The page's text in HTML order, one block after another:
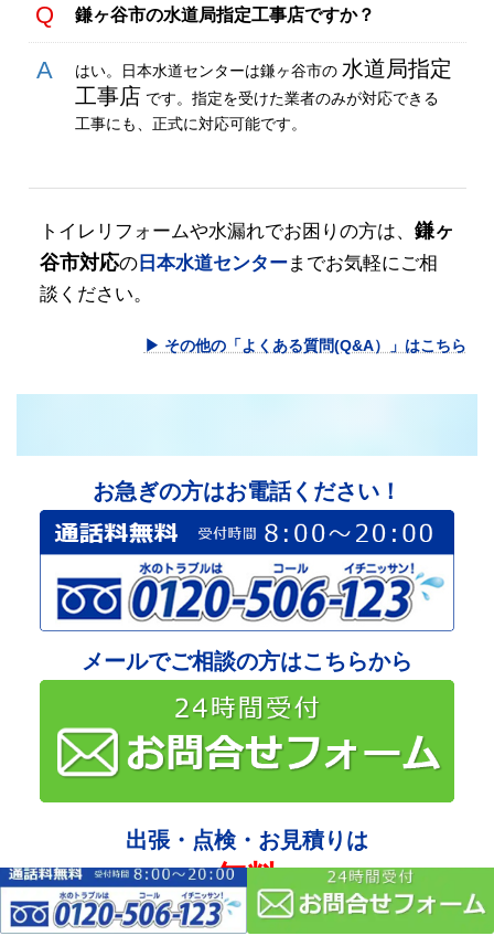
鎌ヶ谷市の水道局指定工事店ですか？
はい。日本水道センターは鎌ヶ谷市の 水道局指定
工事店 です。指定を受けた業者のみが対応できる
工事にも、正式に対応可能です。
トイレリフォームや水漏れでお困りの方は、 鎌ヶ
谷市対応の 日本水道センターまでお気軽にご相
談ください。
▶ その他の「よくある質問(Q&A）」はこちら
お急ぎの方はお電話ください！
メールでご相談の方はこちらから
出張・点検・お見積りは
すべて無料 です！
価格はすべて「商品＋標準取付工事費＋処